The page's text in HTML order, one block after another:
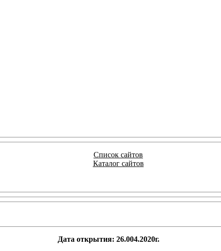
Список сайтов
Каталог сайтов
Дата открытия: 26.004.2020г.